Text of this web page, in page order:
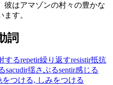
彼はアマゾンの村々の豊かな
す。
詞
するrepetir繰り返すresistir抵抗
sacudir揺さぶるsentir感じる
をつける, しみをつける